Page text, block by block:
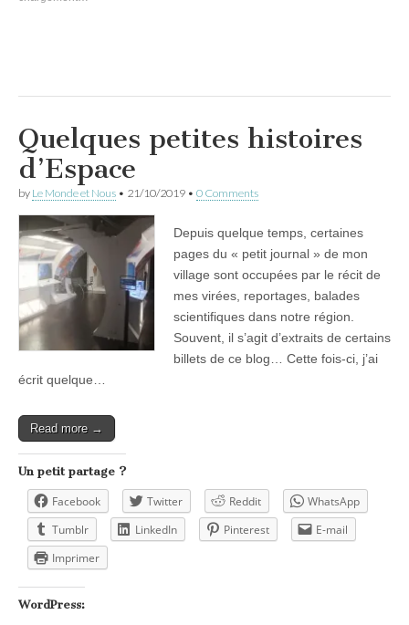
Quelques petites histoires
d’Espace
by Le Monde et Nous • 21/10/2019 • 0 Comments
Depuis quelque temps, certaines
pages du « petit journal » de mon
village sont occupées par le récit de
mes virées, reportages, balades
scientifiques dans notre région.
Souvent, il s’agit d’extraits de certains
billets de ce blog… Cette fois-ci, j’ai
écrit quelque…
Read more →
Un petit partage ?
Facebook Twitter Reddit
WhatsApp
Tumblr
LinkedIn Pinterest
E-mail
Imprimer
WordPress: